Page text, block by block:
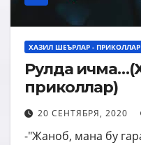
ХАЗИЛ ШЕЪРЛАР - ПРИКОЛЛАР
Рулда
приколлар)
20 СЕНТЯБРЯ, 2020
-"Жаноб, мана бу